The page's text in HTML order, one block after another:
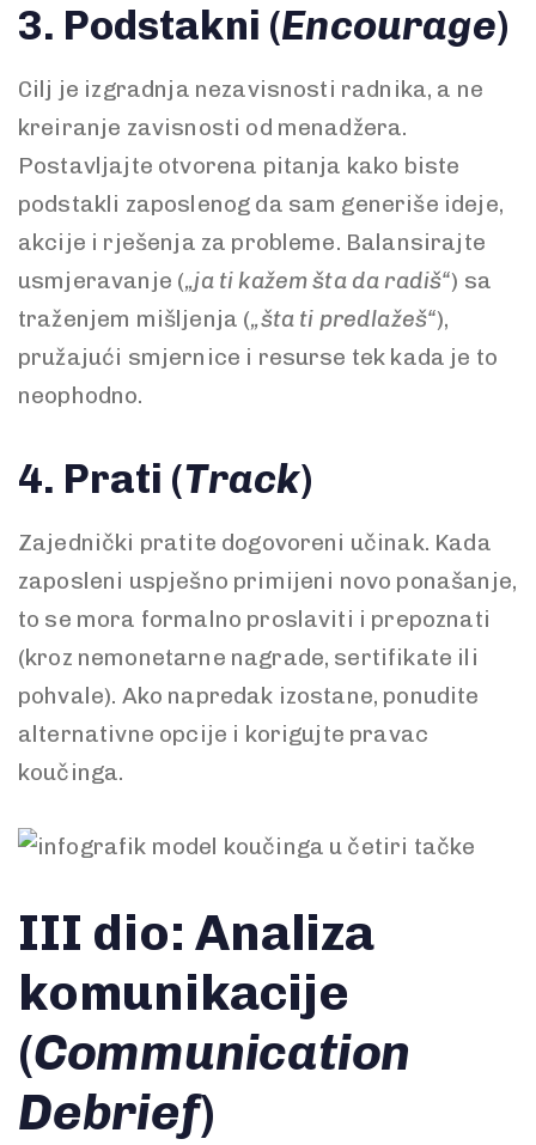
3. Podstakni (Encourage)
Cilj je izgradnja nezavisnosti radnika, a ne
kreiranje zavisnosti od menadžera.
Postavljajte otvorena pitanja kako biste
podstakli zaposlenog da sam generiše ideje,
akcije i rješenja za probleme. Balansirajte
usmjeravanje („ja ti kažem šta da radiš“) sa
traženjem mišljenja („šta ti predlažeš“),
pružajući smjernice i resurse tek kada je to
neophodno.
4. Prati (Track)
Zajednički pratite dogovoreni učinak. Kada
zaposleni uspješno primijeni novo ponašanje,
to se mora formalno proslaviti i prepoznati
(kroz nemonetarne nagrade, sertifikate ili
pohvale). Ako napredak izostane, ponudite
alternativne opcije i korigujte pravac
koučinga.
III dio: Analiza
komunikacije
(Communication
Debrief)